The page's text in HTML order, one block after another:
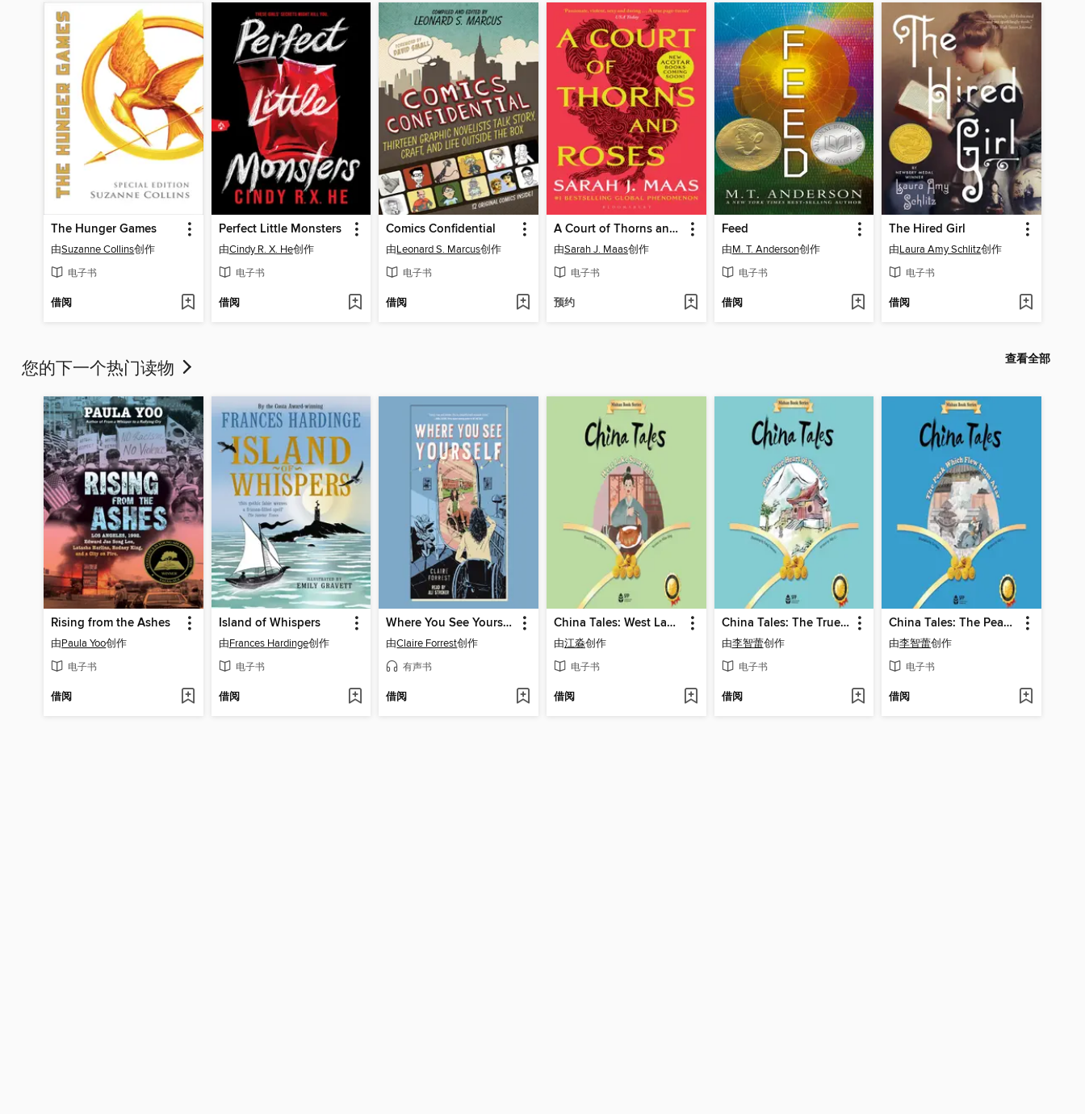
The Hunger Games
由Suzanne Collins创作
电子书
借阅
Perfect Little Monsters
由Cindy R. X. He创作
电子书
借阅
Comics Confidential
由Leonard S. Marcus创作
电子书
借阅
A Court of Thorns and Roses
由Sarah J. Maas创作
电子书
预约
Feed
由M. T. Anderson创作
电子书
借阅
The Hired Girl
由Laura Amy Schlitz创作
电子书
借阅
您的下一个热门读物 查看全部
Rising from the Ashes
由Paula Yoo创作
电子书
借阅
Island of Whispers
由Frances Hardinge创作
电子书
借阅
Where You See Yourself
由Claire Forrest创作
有声书
借阅
China Tales: West Lake Sour Fish (中国故事·西湖醋鱼)
由江淼创作
电子书
借阅
China Tales: The True Heart of Kung Fu (中国故事·功夫的真义)
由李智蕾创作
电子书
借阅
China Tales: The Peak Which Flew from Afar (中国故事·飞来峰)
由李智蕾创作
电子书
借阅